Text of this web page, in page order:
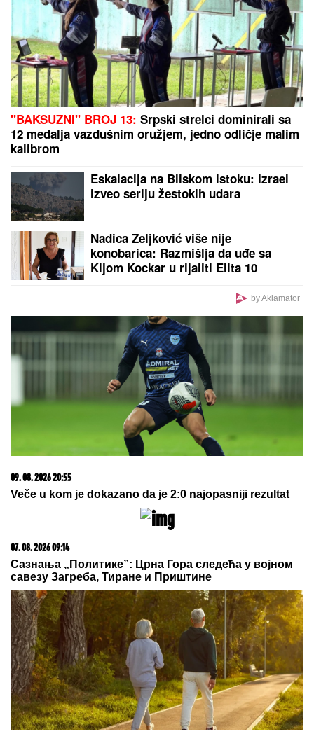
SPAKOVAO KOFERE!Dok Jovana
planira svadbu sa Tigrom, a Dragan
veridbu slavi sa novom devojkom,
evo gde se nalazi PRVI MUŽ Jovane
Jeremić
Komo se ne šali: Stiglo pojačanje iz Čelsija
(FOTO) BILA U KANDŽAMA DROGE,
DECA NISU IMALA ODEĆUPevačica
promenila život iz korena, pa
pokazala kako sada izgleda: "Bez
filtera"
BILA LJUBAVNICA KOLEGI, A
DRUŽILA MU SE SA ŽENOM
Pevačica nakon što se sve saznalo
otišla iz Srbije: Sada se skinula i
pokazala brutalno telo
"BAKSUZNI" BROJ 13:Srpski strelci dominirali sa
12 medalja vazdušnim oružjem, jedno odličje malim
kalibrom
Eskalacija na Bliskom istoku: Izrael
izveo seriju žestokih udara
Nadica Zeljković više nije
konobarica: Razmišlja da uđe sa